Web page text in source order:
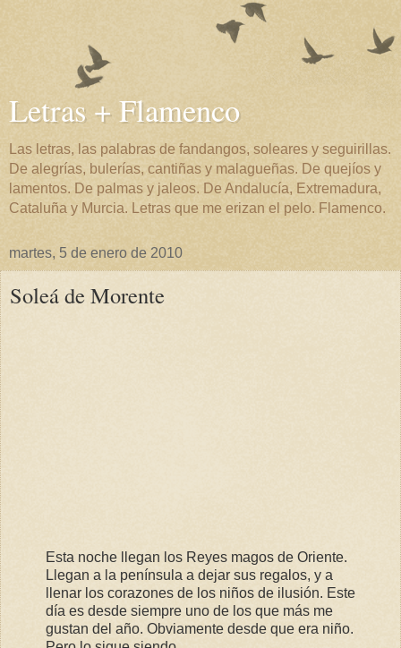
Letras + Flamenco
Las letras, las palabras de fandangos, soleares y seguirillas.
De alegrías, bulerías, cantiñas y malagueñas. De quejíos y
lamentos. De palmas y jaleos. De Andalucía, Extremadura,
Cataluña y Murcia. Letras que me erizan el pelo. Flamenco.
martes, 5 de enero de 2010
Soleá de Morente
Esta noche llegan los Reyes magos de Oriente.
Llegan a la península a dejar sus regalos, y a
llenar los corazones de los niños de ilusión. Este
día es desde siempre uno de los que más me
gustan del año. Obviamente desde que era niño.